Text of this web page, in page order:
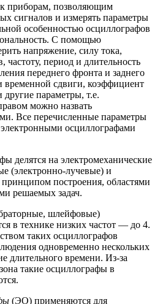
приборам, позволя­ющим
сигналов и измерять параметры
особенностью осциллографов
С помощью
напряжение, силу тока,
частоту, период и длительность
переднего фронта и заднего
временной сдвиги, коэффици­ент
параметры, т.е.
можно назвать
Все перечисленные параметры
осциллографами
делятся на электромеханические
(электронно-лучевые) и
построения, областями
решаемых задач.
шлейфовые)
в технике низких частот — до 4.
таких осциллографов
одновременно нескольких
длительного времени. Из-за
такие осциллографы в
(ЭО) применяются для